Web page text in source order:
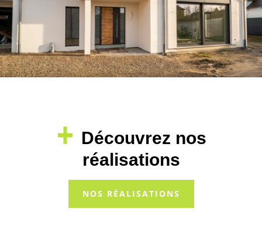
Découvrez nos
réalisations
NOS RÉALISATIONS